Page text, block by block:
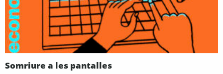
Somriure a les pantalles